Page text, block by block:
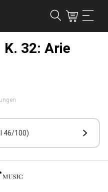
32: Arie
46/100)